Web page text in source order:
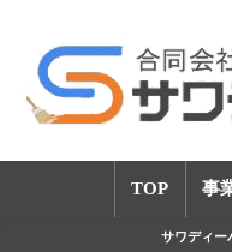
TOP 事
サワディー